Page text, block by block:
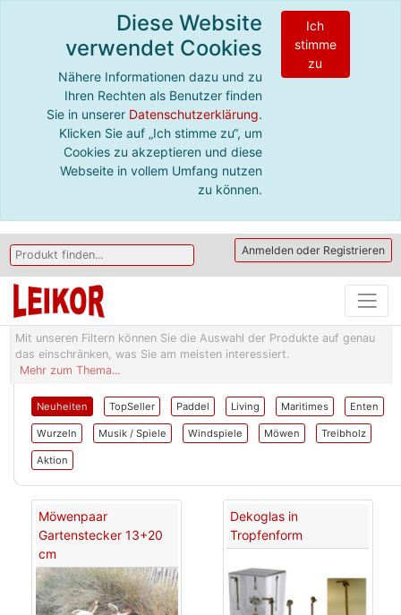
Diese Website
verwendet Cookies
Nähere Informationen dazu und zu
Ihren Rechten als Benutzer finden
Sie in unserer Datenschutzerklärung.
Klicken Sie auf „Ich stimme zu“, um
Cookies zu akzeptieren und diese
Webseite in vollem Umfang nutzen
zu können.
Ich
stimme
zu
Anmelden oder Registrieren
Mit unseren Filtern können Sie die Auswahl der Produkte auf genau
das einschränken, was Sie am meisten interessiert.
Mehr zum Thema...
Neuheiten TopSeller Paddel Living Maritimes Enten
Wurzeln Musik / Spiele Windspiele Möwen Treibholz
Aktion
Möwenpaar
Gartenstecker 13+20
cm
Dekoglas in
Tropfenform